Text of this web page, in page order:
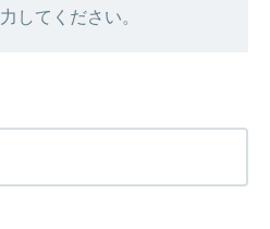
してください。